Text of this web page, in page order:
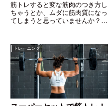
筋トレすると変な筋肉のつき方し
ちゃうとか、ムダに筋肉質になっ
てしまうと思っていませんか？こ
う影響するかをお話ししていきま
す。
トレーニング